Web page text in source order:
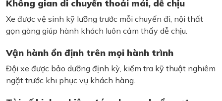
Không gian di chuyển thoải mái, dễ chịu
Xe được vệ sinh kỹ lưỡng trước mỗi chuyến đi, nội thất
gọn gàng giúp hành khách luôn cảm thấy dễ chịu.
Vận hành ổn định trên mọi hành trình
Đội xe được bảo dưỡng định kỳ, kiểm tra kỹ thuật nghiêm
ngặt trước khi phục vụ khách hàng.